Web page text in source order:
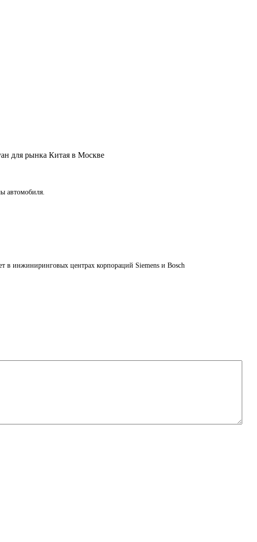
для рынка Китая в Москве
автомобиля.
в инжиниринговых центрах корпораций Siemens и Bosch